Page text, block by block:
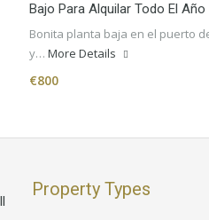
Bajo Para Alquilar Todo El Año
Bonita planta baja en el puerto
y… More Details
€800
Property Types